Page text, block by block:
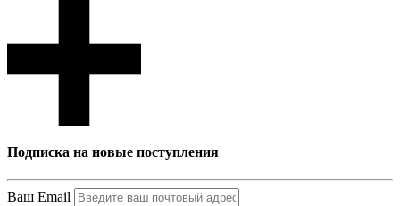
Подписка на новые поступления
Ваш Email